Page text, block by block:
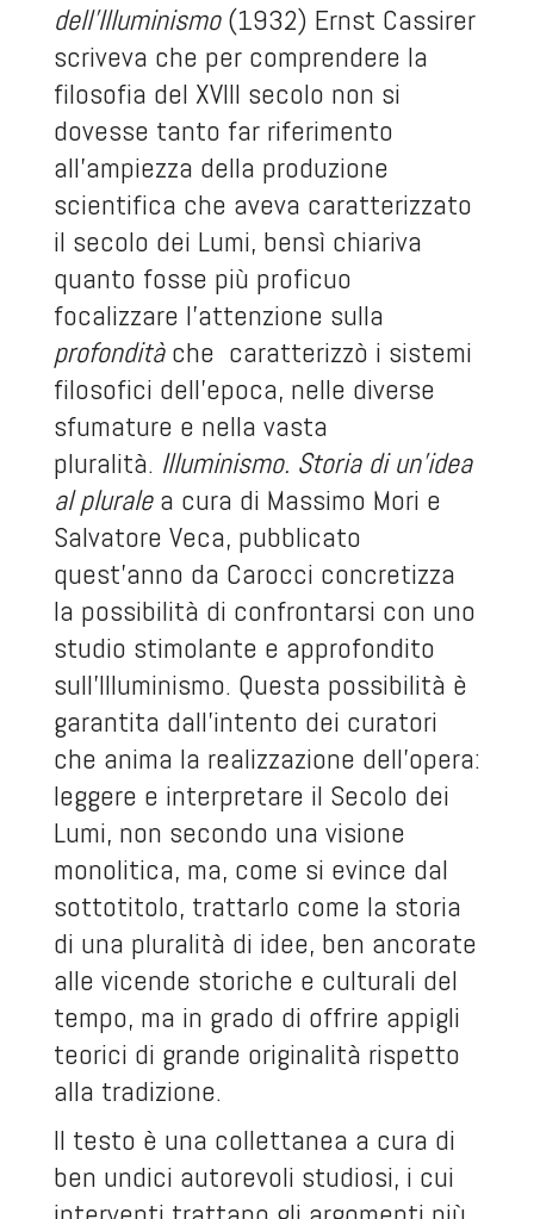
dell’Illuminismo(1932) Ernst Cassirer
scriveva che per comprendere la
filosofia del XVIII secolo non si
dovesse tanto far riferimento
all’ampiezza della produzione
scientifica che aveva caratterizzato
il secolo dei Lumi, bensì chiariva
quanto fosse più proficuo
focalizzare l’attenzione sulla
profonditàche caratterizzò i sistemi
filosofici dell’epoca, nelle diverse
sfumature e nella vasta
pluralità. Illuminismo. Storia di un’idea
al pluralea cura di Massimo Mori e
Salvatore Veca, pubblicato
quest’anno da Carocci concretizza
la possibilità di confrontarsi con uno
studio stimolante e approfondito
sull’Illuminismo. Questa possibilità è
garantita dall’intento dei curatori
che anima la realizzazione dell’opera:
leggere e interpretare il Secolo dei
Lumi, non secondo una visione
monolitica, ma, come si evince dal
sottotitolo, trattarlo come la storia
di una pluralità di idee, ben ancorate
alle vicende storiche e culturali del
tempo, ma in grado di offrire appigli
teorici di grande originalità rispetto
alla tradizione.
Il testo è una collettanea a cura di
ben undici autorevoli studiosi, i cui